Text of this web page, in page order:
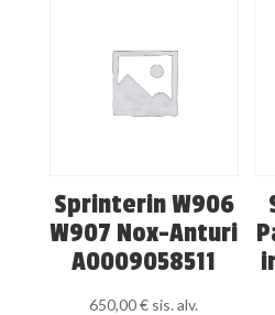
Sprinterin W906
W907 Nox-Anturi
A0009058511
650,00€ sis. alv.